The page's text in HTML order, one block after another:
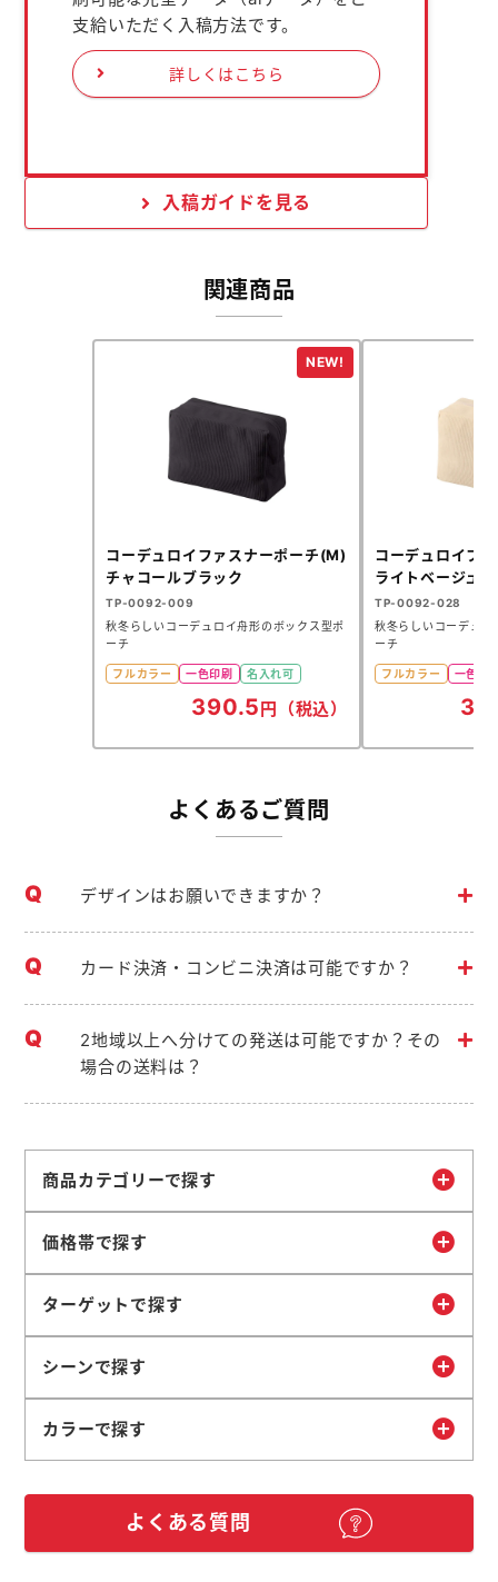
支給いただく入稿方法です。
詳しくはこちら
入稿ガイドを見る
関連商品
コーデュロイファスナーポーチ(M)
チャコールブラック
TP-0092-009
秋冬らしいコーデュロイ舟形のボックス型ポ
ーチ
フルカラー 一色印刷 名入れ可
390.5 円（税込）
コーデュロイフ
ライトベージュ
TP-0092-028
秋冬らしいコーデュ
ーチ
フルカラー 一色印
よくあるご質問
デザインはお願いできますか？
カード決済・コンビニ決済は可能ですか？
2地域以上へ分けての発送は可能ですか？その
場合の送料は？
商品カテゴリーで探す
価格帯で探す
ターゲットで探す
シーンで探す
カラーで探す
よくある質問